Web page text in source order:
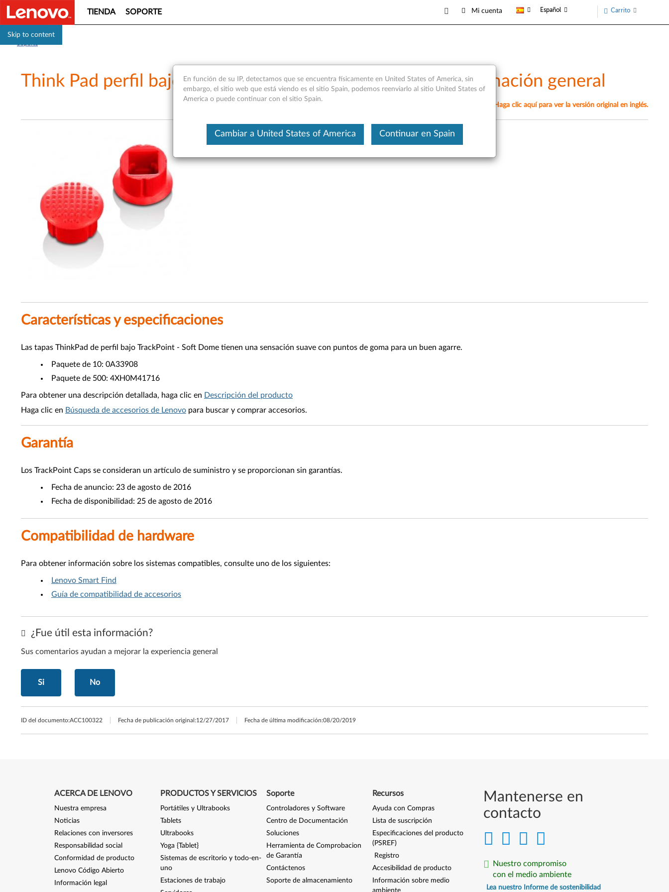
Skip to content
TIENDA SOPORTE Mi cuenta Español Carrito
Think Pad perfil bajo Caps TrackPoint (cúpula blanda) - Información general
Este es un artículo traducido automáticamente. Haga clic aquí para ver la versión original en inglés.
Características y especificaciones
Las tapas ThinkPad de perfil bajo TrackPoint - Soft Dome tienen una sensación suave con puntos de goma para un buen agarre.
Paquete de 10: 0A33908
Paquete de 500: 4XH0M41716
Para obtener una descripción detallada, haga clic en Descripción del producto
Haga clic en Búsqueda de accesorios de Lenovo para buscar y comprar accesorios.
Garantía
Los TrackPoint Caps se consideran un artículo de suministro y se proporcionan sin garantías.
Fecha de anuncio: 23 de agosto de 2016
Fecha de disponibilidad: 25 de agosto de 2016
Compatibilidad de hardware
Para obtener información sobre los sistemas compatibles, consulte uno de los siguientes:
Lenovo Smart Find
Guía de compatibilidad de accesorios
¿Fue útil esta información?
Sus comentarios ayudan a mejorar la experiencia general
Si No
ID del documento:ACC100322 Fecha de publicación original:12/27/2017 Fecha de última modificación:08/20/2019
Mantenerse en
contacto
Nuestro compromiso
con el medio ambiente
Lea nuestro Informe de sostenibilidad
En función de su IP, detectamos que se encuentra físicamente en United States of America, sin
embargo, el sitio web que está viendo es el sitio Spain, podemos reenviarlo al sitio United States of
America o puede continuar con el sitio Spain.
Cambiar a United States of America Continuar en Spain
ACERCA DE LENOVO
Nuestra empresa
Noticias
Relaciones con inversores
Responsabilidad social
Conformidad de producto
Lenovo Código Abierto
Información legal
PRODUCTOS Y SERVICIOS
Portátiles y Ultrabooks
Tablets
Ultrabooks
Yoga {Tablet}
Sistemas de escritorio y todo-en-
uno
Estaciones de trabajo
Soporte
Controladores y Software
Centro de Documentación
Soluciones
Herramienta de Comprobacion
de Garantía
Contáctenos
Soporte de almacenamiento
Recursos
Ayuda con Compras
Lista de suscripción
Especificaciones del producto
(PSREF)
Registro
Accesibilidad de producto
Información sobre medio
ambiente